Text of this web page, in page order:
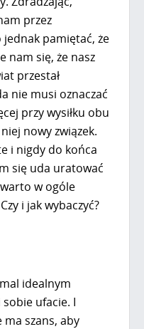
przez
pamiętać, że
nam się, że nasz
przestał
nie musi oznaczać
przy wysiłku obu
nowy związek.
i nigdy do końca
się uda uratować
w ogóle
i jak wybaczyć?
idealnym
sobie ufacie. I
szans, aby